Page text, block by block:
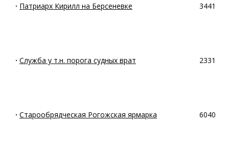
· Патриарх Кирилл на Берсеневке 3441
· Служба у т.н. порога судных врат 2331
· Старообрядческая Рогожская ярмарка 6040